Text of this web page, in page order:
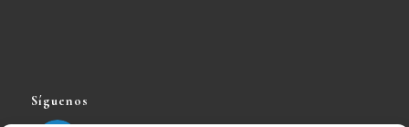
Síguenos